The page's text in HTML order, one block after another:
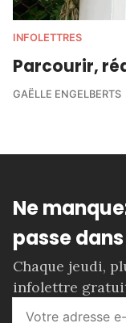
INFOLETTRES
Parcourir,
GAËLLE ENGELBERTS
Ne
passe
Chaque jeudi,
infolettre